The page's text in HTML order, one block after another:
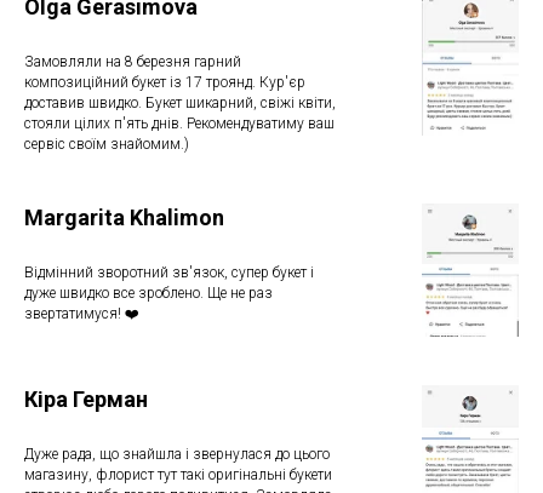
Olga Gerasimova
Замовляли на 8 березня гарний
композиційний букет із 17 троянд. Кур'єр
доставив швидко. Букет шикарний, свіжі квіти,
стояли цілих п'ять днів. Рекомендуватиму ваш
сервіс своїм знайомим.)
Margarita Khalimon
Відмінний зворотний зв'язок, супер букет і
дуже швидко все зроблено. Ще не раз
звертатимуся! ❤️
Кіра Герман
Дуже рада, що знайшла і звернулася до цього
магазину, флорист тут такі оригінальні букети